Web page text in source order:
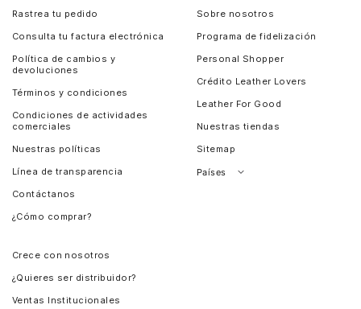
Rastrea tu pedido
Consulta tu factura electrónica
Política de cambios y
devoluciones
Términos y condiciones
Condiciones de actividades
comerciales
Nuestras políticas
Línea de transparencia
Contáctanos
¿Cómo comprar?
Sobre nosotros
Programa de fidelización
Personal Shopper
Crédito Leather Lovers
Leather For Good
Nuestras tiendas
Sitemap
Países
Crece con nosotros
¿Quieres ser distribuidor?
Ventas Institucionales